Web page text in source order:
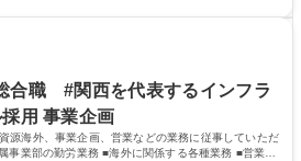
ツアー事業 ※入社後は上記いずれかの部門
める業務 募集職種 【都庁グル
月平均9時間未満／有給年平均16日取得
できます。 ■様々なプロジェクト：駐車場
設置された照明を兼ねた広告「ブライトサ
、事業収益を生み出す活動を積極的に行って
合職 #関西を代表するインフラ
用 事業企画
源海外、事業企画、営業などの業務に従事していただ
事業部の勤労業務 ■海外に関係する各種業務 ■営業部